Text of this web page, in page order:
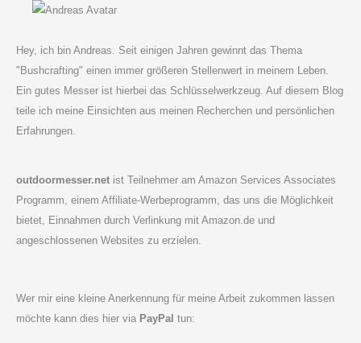
Hey, ich bin Andreas. Seit einigen Jahren gewinnt das Thema
"Bushcrafting" einen immer größeren Stellenwert in meinem Leben.
Ein gutes Messer ist hierbei das Schlüsselwerkzeug. Auf diesem Blog
teile ich meine Einsichten aus meinen Recherchen und persönlichen
Erfahrungen.
outdoormesser.netist Teilnehmer am Amazon Services Associates
Programm, einem Affiliate-Werbeprogramm, das uns die Möglichkeit
bietet, Einnahmen durch Verlinkung mit Amazon.de und
angeschlossenen Websites zu erzielen.
Wer mir eine kleine Anerkennung für meine Arbeit zukommen lassen
möchte kann dies hier via PayPal tun: